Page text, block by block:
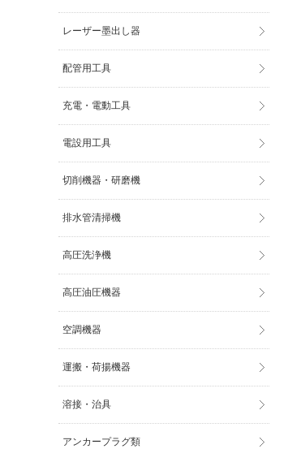
レーザー墨出し器
配管用工具
充電・電動工具
電設用工具
切削機器・研磨機
排水管清掃機
高圧洗浄機
高圧油圧機器
空調機器
運搬・荷揚機器
溶接・治具
アンカープラグ類